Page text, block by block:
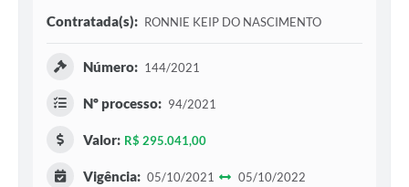
Contratada(s): RONNIE KEIP DO NASCIMENTO
Número: 144/2021
Nº processo: 94/2021
Valor: R$ 295.041,00
Vigência: 05/10/2021 05/10/2022